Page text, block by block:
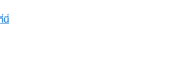
นี่